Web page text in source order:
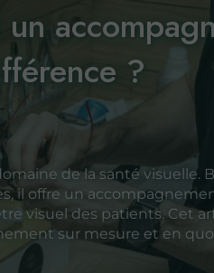
?
de la santé visuelle.
il offre un
visuel des patients. Cet
sur mesure et en